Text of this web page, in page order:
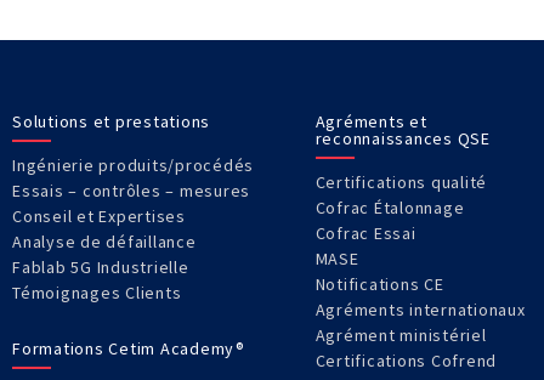
Solutions et prestations
Ingénierie produits/procédés
Essais – contrôles – mesures
Conseil et Expertises
Analyse de défaillance
Fablab 5G Industrielle
Témoignages Clients
Formations Cetim Academy®
Agréments et
reconnaissances QSE
Certifications qualité
Cofrac Étalonnage
Cofrac Essai
MASE
Notifications CE
Agréments internationaux
Agrément ministériel
Certifications Cofrend